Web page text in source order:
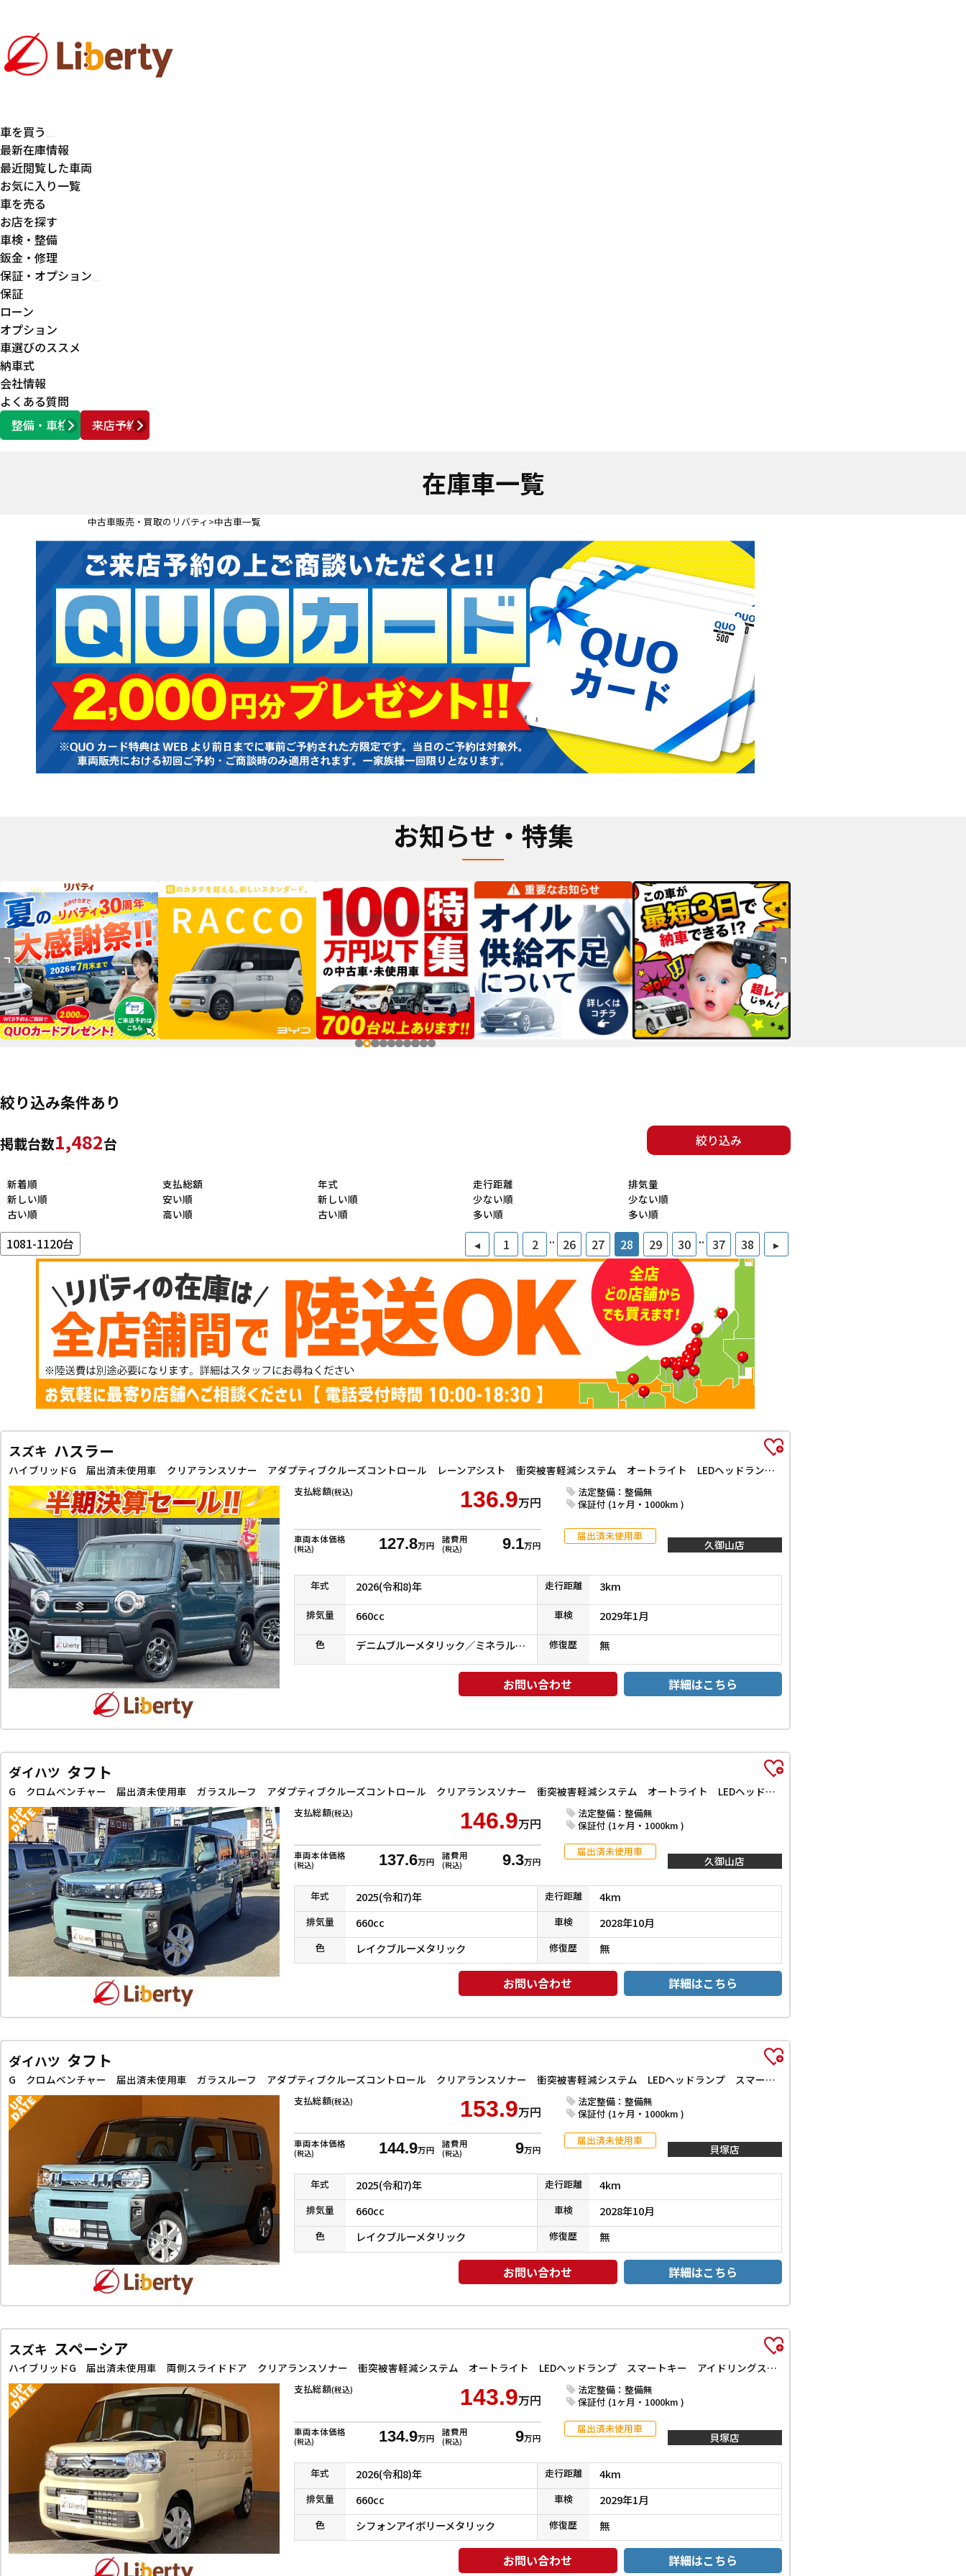
車を買う
最新在庫情報
最近閲覧した車両
お気に入り一覧
車を売る
お店を探す
車検・整備
鈑金・修理
保証・オプション
保証
ローン
オプション
車選びのススメ
納車式
会社情報
よくある質問
整備・車検
来店予約
営業時間 AM10:00 ～ PM6:00
在庫車一覧
中古車販売・買取のリバティ 中古車一覧
お知らせ・特集
絞り込み条件あり
絞り込み
掲載台数1,482台
新着順
新しい順
古い順
支払総額
安い順
高い順
年式
新しい順
古い順
走行距離
少ない順
多い順
排気量
少ない順
多い順
1081-1120台 ◂ 1 2 .. 26 27 28 29 30 .. 37 38 ▸
スズキ ハスラー
ハイブリッドG 届出済未使用車 クリアランスソナー アダプティブクルーズコントロール レーンアシスト 衝突被害軽減システム オートライト LEDヘッドランプ アイドリングストップ 電動格納ミラー シートヒーター
支払総額(税込) 136.9万円
車両本体価格
(税込) 127.8万円
諸費用
(税込) 9.1万円
法定整備：整備無
保証付 (1ヶ月・1000km )
届出済未使用車
久御山店
年式 2026(令和8)年 走行距離 3km
排気量 660cc 車検 2029年1月
色 デニムブルーメタリック／ミネラルグレーメタリック 修復歴 無
お問い合わせ 詳細はこちら
ダイハツ タフト
G クロムベンチャー 届出済未使用車 ガラスルーフ アダプティブクルーズコントロール クリアランスソナー 衝突被害軽減システム オートライト LEDヘッドランプ アイドリングストップ 電動格納ミラー シートヒーター
支払総額(税込) 146.9万円
車両本体価格
(税込) 137.6万円
諸費用
(税込) 9.3万円
法定整備：整備無
保証付 (1ヶ月・1000km )
届出済未使用車
久御山店
年式 2025(令和7)年 走行距離 4km
排気量 660cc 車検 2028年10月
色 レイクブルーメタリック 修復歴 無
お問い合わせ 詳細はこちら
ダイハツ タフト
G クロムベンチャー 届出済未使用車 ガラスルーフ アダプティブクルーズコントロール クリアランスソナー 衝突被害軽減システム LEDヘッドランプ スマートキー アイドリングストップ 電動格納ミラー シートヒーター
支払総額(税込) 153.9万円
車両本体価格
(税込) 144.9万円
諸費用
(税込) 9万円
法定整備：整備無
保証付 (1ヶ月・1000km )
届出済未使用車
貝塚店
年式 2025(令和7)年 走行距離 4km
排気量 660cc 車検 2028年10月
色 レイクブルーメタリック 修復歴 無
お問い合わせ 詳細はこちら
スズキ スペーシア
ハイブリッドG 届出済未使用車 両側スライドドア クリアランスソナー 衝突被害軽減システム オートライト LEDヘッドランプ スマートキー アイドリングストップ 電動格納ミラー ベンチシート CVT 盗難防止システム
支払総額(税込) 143.9万円
車両本体価格
(税込) 134.9万円
諸費用
(税込) 9万円
法定整備：整備無
保証付 (1ヶ月・1000km )
届出済未使用車
貝塚店
年式 2026(令和8)年 走行距離 4km
排気量 660cc 車検 2029年1月
色 シフォンアイボリーメタリック 修復歴 無
お問い合わせ 詳細はこちら